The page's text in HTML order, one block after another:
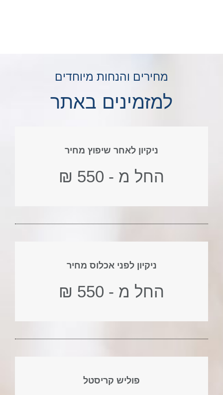
מחירים והנחות מיוחדים
למזמינים באתר
ניקיון לאחר שיפוץ מחיר
החל מ - 550 ₪
ניקיון לפני אכלוס מחיר
החל מ - 550 ₪
פוליש קריסטל